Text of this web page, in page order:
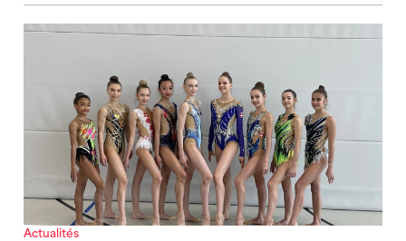
Actualités
Pasche remporte la première sélection junior des